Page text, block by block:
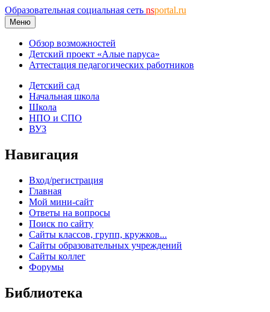
Образовательная социальная сеть nsportal.ru
Меню
Обзор возможностей
Детский проект «Алые паруса»
Аттестация педагогических работников
Детский сад
Начальная школа
Школа
НПО и СПО
ВУЗ
Навигация
Вход/регистрация
Главная
Мой мини-сайт
Ответы на вопросы
Поиск по сайту
Сайты классов, групп, кружков...
Сайты образовательных учреждений
Сайты коллег
Форумы
Библиотека